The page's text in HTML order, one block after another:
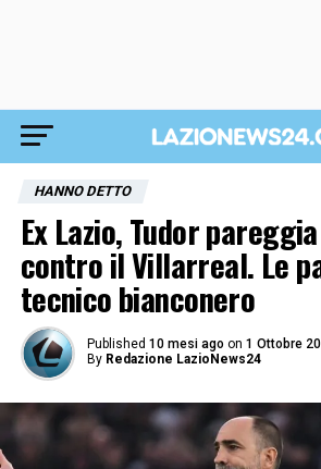
HANNO DETTO
Ex Lazio, Tudor
contro il Villarreal. Le
tecnico bianconero
Published 10 mesi ago on 1 Ottobre
By Redazione LazioNews24